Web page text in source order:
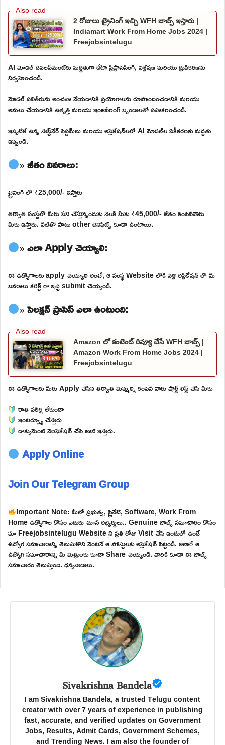
2 రోజులు ట్రైనింగ్ ఇచ్చి WFH జాబ్స్ ఇస్తారు |
Indiamart Work From Home Jobs 2024 |
Freejobsintelugu
AI మోడల్ డెవలప్‌మెంట్‌కు మద్దతుగా డేటా ప్రిప్రాసెసింగ్, విశ్లేషణ మరియు ధ్రువీకరణను
నిర్వహించండి.
మోడల్ పనితీరును అంచనా వేయడానికి ప్రయోగాలను రూపొందించడానికి మరియు
అమలు చేయడానికి ఉత్పత్తి మరియు ఇంజనీరింగ్ బృందాలతో సహకరించండి.
ఇప్పటికే ఉన్న సాఫ్ట్‌వేర్ సిస్టమ్‌లు మరియు అప్లికేషన్‌లలో AI మోడల్‌ల ఏకీకరణకు మద్దతు
ఇవ్వండి.
» జీతం వివరాలు:
ట్రైనింగ్ లో ₹25,000/- ఇస్తారు
తర్వాత సంస్థలో మీరు పని చేస్తున్నందుకు నెలకి మీకు ₹45,000/- జీతం కంపెనీవారు
మీకు ఇస్తారు. వీటితో పాటు other బెనిఫిట్స్ కూడా ఉంటాయి.
» ఎలా Apply చెయ్యాలి:
ఈ ఉద్యోగాలకు apply చెయ్యాలి అంటే, ఆ సంస్థ Website లోకి వెళ్లి అప్లికేషన్ లో మీ
వివరాలు కరెక్ట్ గా ఇచ్చి submit చెయ్యండి.
» సెలక్షన్ ప్రాసెస్ ఎలా ఉంటుంది:
Amazon లో కంటెంట్ రివ్యూ చేసే WFH జాబ్స్ |
Amazon Work From Home Jobs 2024 |
Freejobsintelugu
ఈ ఉద్యోగాలకు మీరు Apply చేసిన తర్వాత మిమ్మల్ని కంపెనీ వారు షార్ట్ లిస్ట్ చేసి మీకు
రాత పరీక్ష లేకుండా
ఇంటర్వ్యూ చేస్తారు
డాక్యుమెంట్ వెరిఫికేషన్ చేసి జాబ్ ఇస్తారు.
Apply Online
Join Our Telegram Group
Important Note: మీలో ప్రభుత్వ, ప్రైవేట్, Software, Work From
Home ఉద్యోగాల కోసం ఎదురు చూసే అభ్యర్థులు.. Genuine జాబ్స్ సమాచారం కోసం
మా Freejobsintelugu Website ని ప్రతి రోజు Visit చేసి ఇందులో ఉండే
ఉద్యోగ సమాచారాన్ని తెలుసుకొని వెంటనే ఆ పోస్టులకు అప్లికేషన్ పెట్టండి. అలాగే ఆ
ఉద్యోగ సమాచారాన్ని మీ మిత్రులకు కూడా Share చెయ్యండి. వారికి కూడా ఈ జాబ్స్
సమాచారం తెలుస్తుంది. ధన్యవాదాలు.
Sivakrishna Bandela
I am Sivakrishna Bandela, a trusted Telugu content
creator with over 7 years of experience in publishing
fast, accurate, and verified updates on Government
Jobs, Results, Admit Cards, Government Schemes,
and Trending News. I am also the founder of